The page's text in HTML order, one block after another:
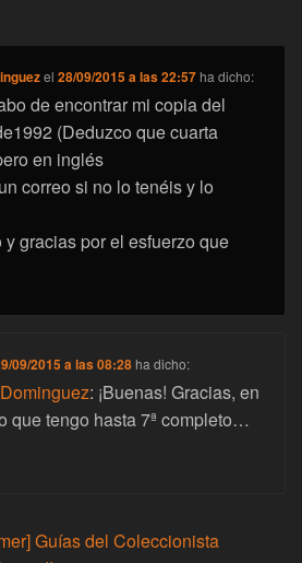
el28/09/2015 a las 22:57 ha dicho:
de encontrar mi copia del
(Deduzco que cuarta
en inglés
correo si no lo tenéis y lo
y gracias por el esfuerzo que
09/2015 a las 08:28 ha dicho:
: ¡Buenas! Gracias, en
que tengo hasta 7ª completo…
Guías del Coleccionista